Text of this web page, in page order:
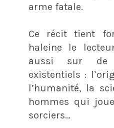
arme fatale.
Ce récit tient
haleine le
aussi sur de
existentiels :
l’humanité, la
hommes qui
sorciers…